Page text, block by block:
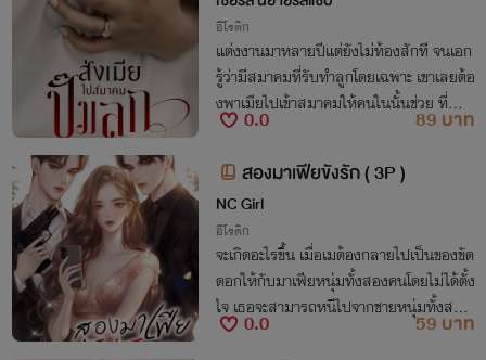
อีโรติก
แต่งงานมาหลายปีแต่ยังไม่ท้องสักที จนเอก
รู้ว่ามีสมาคมที่รับทำลูกโดยเฉพาะ เขาเลยต้อ
งพาเมียไปเข้าสมาคมให้คนในนั้นช่วย ที่สำคั
ญแต่ละคนคัดมาแล้ว....ว่างานดีเหมาะจะเอา
0.0
89 บาท
สองมาเฟียขังรัก ( 3P )
NC Girl
อีโรติก
จะเกิดอะไรขึ้น เมื่อเมต้องกลายไปเป็นของขัด
ดอกให้กับมาเฟียหนุ่มทั้งสองคนโดยไม่ได้ตั้ง
ใจ เธอจะสามารถหนีไปจากชายหนุ่มทั้งสอง
ที่แสนอันตรายได้หรือไม่ มาร่วมติดตามไปด้
0.0
59 บาท